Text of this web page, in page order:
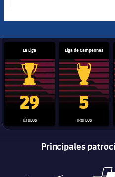
La Liga
Trofeo de La Liga
29
TÍTULOS
Liga de Campeones
Trofeo de
5
TROFEOS
Principales